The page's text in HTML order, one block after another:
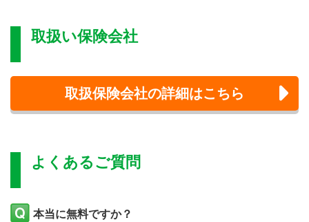
取扱い保険会社
取扱保険会社の詳細はこちら
よくあるご質問
本当に無料ですか？